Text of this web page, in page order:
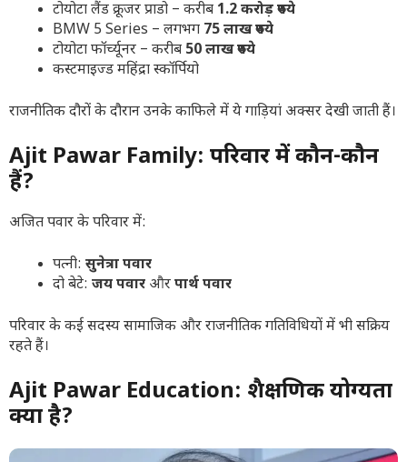
टोयोटा लैंड क्रूजर प्राडो – करीब 1.2 करोड़ रुपये
BMW 5 Series – लगभग 75 लाख रुपये
टोयोटा फॉर्च्यूनर – करीब 50 लाख रुपये
कस्टमाइज्ड महिंद्रा स्कॉर्पियो
राजनीतिक दौरों के दौरान उनके काफिले में ये गाड़ियां अक्सर देखी जाती हैं।
Ajit Pawar Family: परिवार में कौन-कौन
हैं?
अजित पवार के परिवार में:
पत्नी: सुनेत्रा पवार
दो बेटे: जय पवार औरपार्थ पवार
परिवार के कई सदस्य सामाजिक और राजनीतिक गतिविधियों में भी सक्रिय
रहते हैं।
Ajit Pawar Education: शैक्षणिक योग्यता
क्या है?